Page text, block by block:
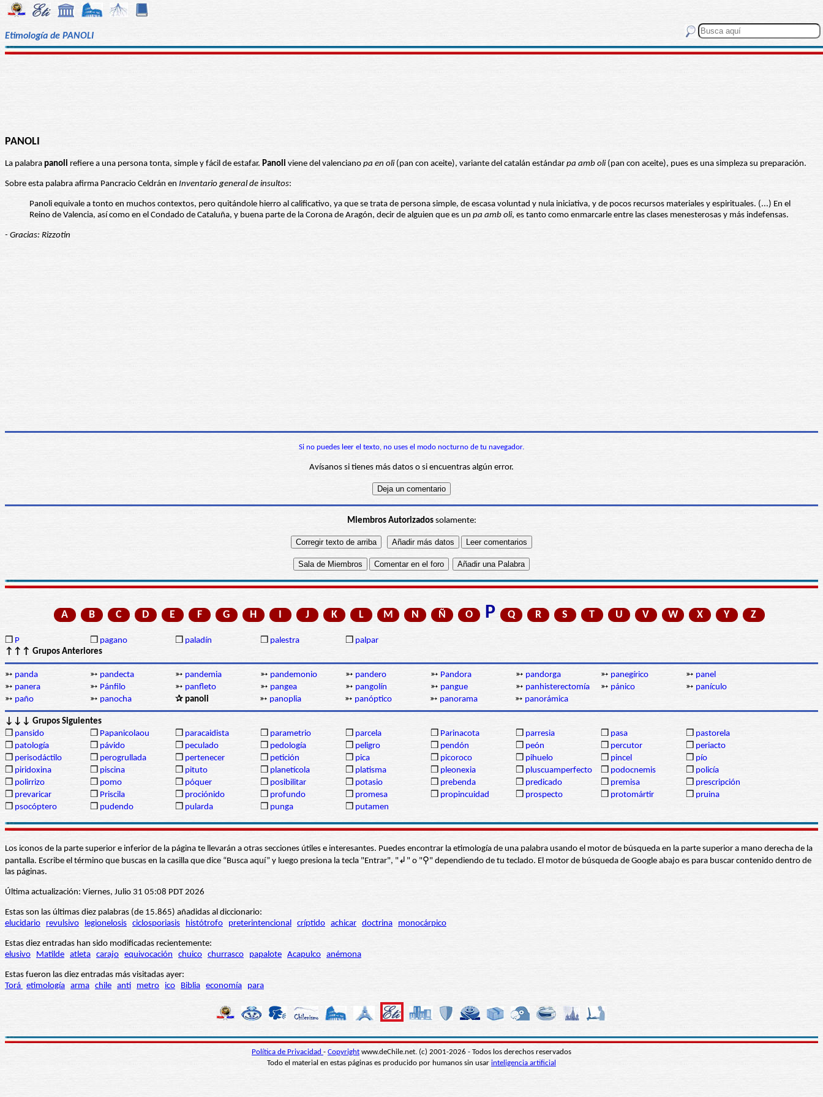
Etimología de PANOLI
PANOLI
La palabra panoli refiere a una persona tonta, simple y fácil de estafar. Panoli viene del valenciano pa en oli (pan con aceite), variante del catalán estándar pa amb oli(pan con aceite), pues es una simpleza su preparación.
Sobre esta palabra afirma Pancracio Celdrán en Inventario general de insultos:
Panoli equivale a tonto en muchos contextos, pero quitándole hierro al calificativo, ya que se trata de persona simple, de escasa voluntad y nula iniciativa, y de pocos recursos materiales y espirituales. (...) En el
Reino de Valencia, así como en el Condado de Cataluña, y buena parte de la Corona de Aragón, decir de alguien que es un pa amb oli, es tanto como enmarcarle entre las clases menesterosas y más indefensas.
- Gracias: Rizzotin
Si no puedes leer el texto, no uses el modo nocturno de tu navegador.
Avísanos si tienes más datos o si encuentras algún error.
Miembros Autorizadossolamente:
A B C D E F G H I J K L M N Ñ O P Q R S T U V W X Y Z
❒ P ❒ pagano ❒ paladín ❒ palestra ❒ palpar
↑↑↑ Grupos Anteriores
➳ panda ➳ pandecta ➳ pandemia ➳ pandemonio ➳ pandero ➳ Pandora ➳ pandorga ➳ panegírico ➳ panel
➳ panera ➳ Pánfilo ➳ panfleto ➳ pangea ➳ pangolín ➳ pangue ➳ panhisterectomía ➳ pánico ➳ panículo
➳ paño ➳ panocha ✰ panoli ➳ panoplia ➳ panóptico ➳ panorama ➳ panorámica
↓↓↓ Grupos Siguientes
❒ pansido ❒ Papanicolaou ❒ paracaidista ❒ parametrio ❒ parcela ❒ Parinacota ❒ parresia ❒ pasa ❒ pastorela
❒ patología ❒ pávido ❒ peculado ❒ pedología ❒ peligro ❒ pendón ❒ peón ❒ percutor ❒ periacto
❒ perisodáctilo ❒ perogrullada ❒ pertenecer ❒ petición ❒ pica ❒ picoroco ❒ pihuelo ❒ pincel ❒ pío
❒ piridoxina ❒ piscina ❒ pituto ❒ planetícola ❒ platisma ❒ pleonexia ❒ pluscuamperfecto ❒ podocnemis ❒ policía
❒ polirrizo ❒ pomo ❒ póquer ❒ posibilitar ❒ potasio ❒ prebenda ❒ predicado ❒ premisa ❒ prescripción
❒ prevaricar ❒ Priscila ❒ prociónido ❒ profundo ❒ promesa ❒ propincuidad ❒ prospecto ❒ protomártir ❒ pruina
❒ psocóptero ❒ pudendo ❒ pularda ❒ punga ❒ putamen
Los iconos de la parte superior e inferior de la página te llevarán a otras secciones útiles e interesantes. Puedes encontrar la etimología de una palabra usando el motor de búsqueda en la parte superior a mano derecha de la
pantalla. Escribe el término que buscas en la casilla que dice “Busca aquí” y luego presiona la tecla "Entrar", "↲" o "⚲" dependiendo de tu teclado. El motor de búsqueda de Google abajo es para buscar contenido dentro de
las páginas.
Última actualización: Viernes, Julio 31 05:08 PDT 2026
Estas son las últimas diez palabras (de 15.865) añadidas al diccionario:
elucidario
revulsivo legionelosis ciclosporiasis histótrofo preterintencional críptido achicar doctrina monocárpico
Estas diez entradas han sido modificadas recientemente:
elusivo
Matilde atleta carajo equivocación chuico churrasco papalote Acapulco anémona
Estas fueron las diez entradas más visitadas ayer:
Torá etimología arma chile anti metro ico Biblia economía para
Política de Privacidad - Copyright www.deChile.net. (c) 2001-2026 - Todos los derechos reservados
Todo el material en estas páginas es producido por humanos sin usar inteligencia artificial